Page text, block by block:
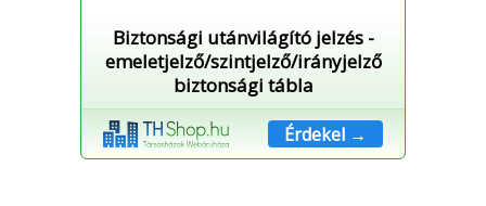
Biztonsági utánvilágító jelzés -
emeletjelző/szintjelző/irányjelző
biztonsági tábla
Érdekel →